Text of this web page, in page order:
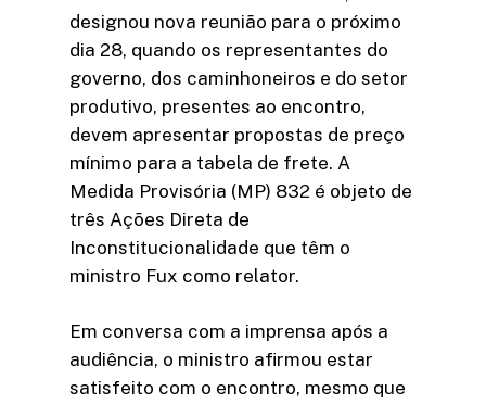
designou nova reunião para o próximo
dia 28, quando os representantes do
governo, dos caminhoneiros e do setor
produtivo, presentes ao encontro,
devem apresentar propostas de preço
mínimo para a tabela de frete. A
Medida Provisória (MP) 832 é objeto de
três Ações Direta de
Inconstitucionalidade que têm o
ministro Fux como relator.
Em conversa com a imprensa após a
audiência, o ministro afirmou estar
satisfeito com o encontro, mesmo que